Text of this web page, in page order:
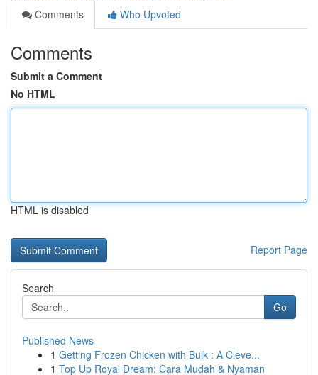
Comments
Who Upvoted
Comments
Submit a Comment
No HTML
HTML is disabled
Report Page
Search
Go
Published News
1 Getting Frozen Chicken with Bulk : A Cleve...
1 Top Up Royal Dream: Cara Mudah & Nyaman